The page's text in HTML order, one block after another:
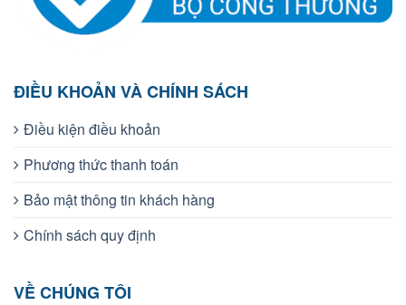
ĐIỀU KHOẢN VÀ CHÍNH SÁCH
Điều kiện điều khoản
Phương thức thanh toán
Bảo mật thông tin khách hàng
Chính sách quy định
VỀ CHÚNG TÔI